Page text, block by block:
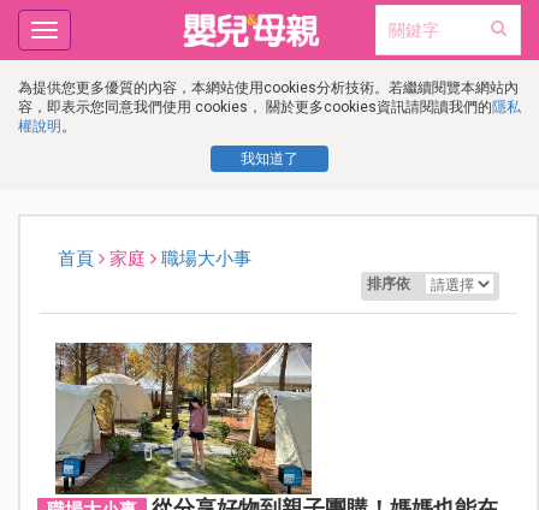
為提供您更多優質的內容，本網站使用cookies分析技術。若繼續閱覽本網站內
容，即表示您同意我們使用 cookies， 關於更多cookies資訊請閱讀我們的隱私
權說明 。
我知道了
Toggle
navigation
首頁 家庭 職場大小事
排序依